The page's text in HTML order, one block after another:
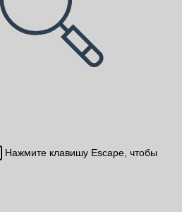
Нажмите клавишу Escape, чтобы